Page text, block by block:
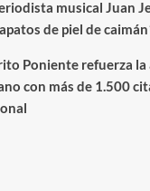
musical Juan
de piel de
Poniente refuerza la
con más de 1.500